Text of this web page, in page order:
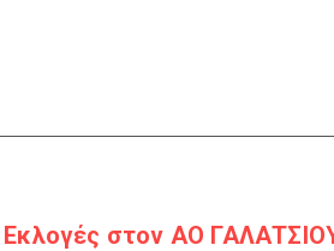
Εκλογές στον ΑΟ